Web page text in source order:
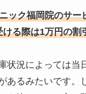
ック福岡院のサー
ける際は1万円の割
状況によっては当
あるみたいです。